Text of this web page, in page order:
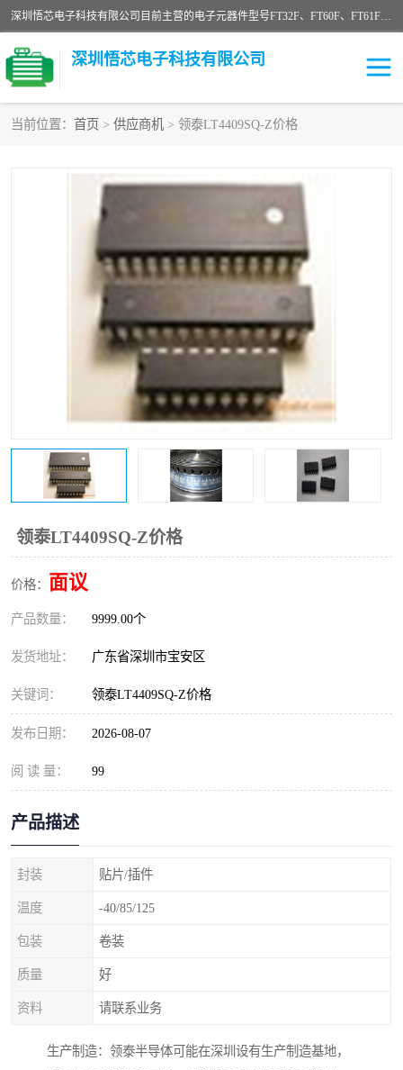
深圳悟芯电子科技有限公司目前主营的电子元器件型号FT32F、FT60F、FT61F、FT62F、FT64F、FT61FC、MCU EEPROM MOS LDO 稳压管 触摸IC DC-DC AC-DC 协议IC等，广泛应用于LED射灯、LED日光灯、等诸多领域。
深圳悟芯电子科技有限公司
当前位置： 首页 > 供应商机 > 领泰LT4409SQ-Z价格
领泰LT4409SQ-Z价格
价格： 面议
产品数量： 9999.00个
发货地址： 广东省深圳市宝安区
关键词： 领泰LT4409SQ-Z价格
发布日期： 2026-08-07
阅 读 量： 99
产品描述
封装 贴片/插件
温度 -40/85/125
包装 卷装
质量 好
资料 请联系业务
生产制造：领泰半导体可能在深圳设有生产制造基地，
FT32F
FT61F
FT64F
FT60F011
FT61F022 FT61F145
FT61F021